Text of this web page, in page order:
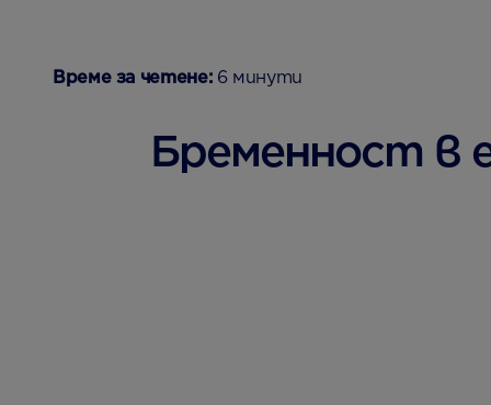
Време за четене:6 минути
Бременност в